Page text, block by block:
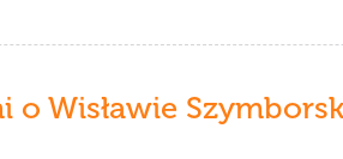
o Wisławie